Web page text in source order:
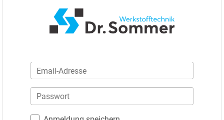
Email-Adresse
Passwort